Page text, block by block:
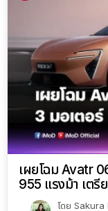
เผยโฉม Avatr
955 แรงม้า เตรี
โดย Sakura